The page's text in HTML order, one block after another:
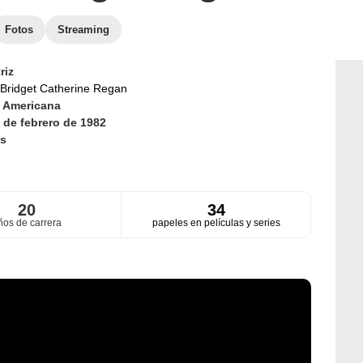
Fotos Streaming
Bridget Catherine Regan
Americana
de febrero de 1982
20
de carrera
34
papeles en películas y series